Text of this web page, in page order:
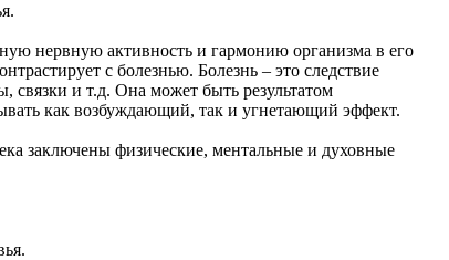
нервную активность и гармонию организма в его
с болезнью. Болезнь – это следствие
и т.д. Она может быть результатом
как возбуждающий, так и угнетающий эффект.
заключены физические, ментальные и духовные